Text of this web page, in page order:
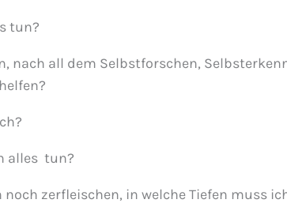
tun?
nach all dem Selbstforschen,
alles tun?
zerfleischen, in welche Tiefen muss